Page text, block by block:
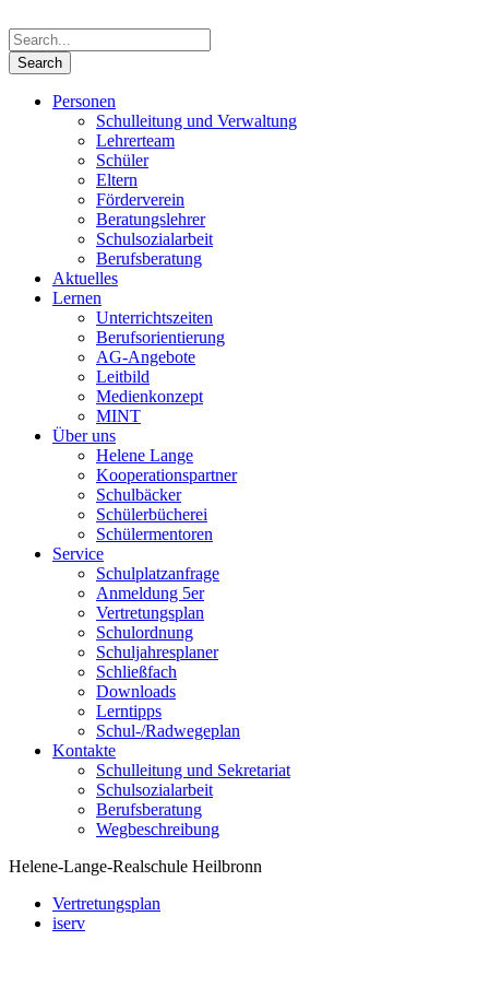
Personen
Schulleitung und Verwaltung
Lehrerteam
Schüler
Eltern
Förderverein
Beratungslehrer
Schulsozialarbeit
Berufsberatung
Aktuelles
Lernen
Unterrichtszeiten
Berufsorientierung
AG-Angebote
Leitbild
Medienkonzept
MINT
Über uns
Helene Lange
Kooperationspartner
Schulbäcker
Schülerbücherei
Schülermentoren
Service
Schulplatzanfrage
Anmeldung 5er
Vertretungsplan
Schulordnung
Schuljahresplaner
Schließfach
Downloads
Lerntipps
Schul-/Radwegeplan
Kontakte
Schulleitung und Sekretariat
Schulsozialarbeit
Berufsberatung
Wegbeschreibung
Helene-Lange-Realschule Heilbronn
Vertretungsplan
iserv